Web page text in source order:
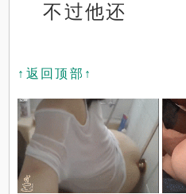
不过他还
↑返回顶部↑